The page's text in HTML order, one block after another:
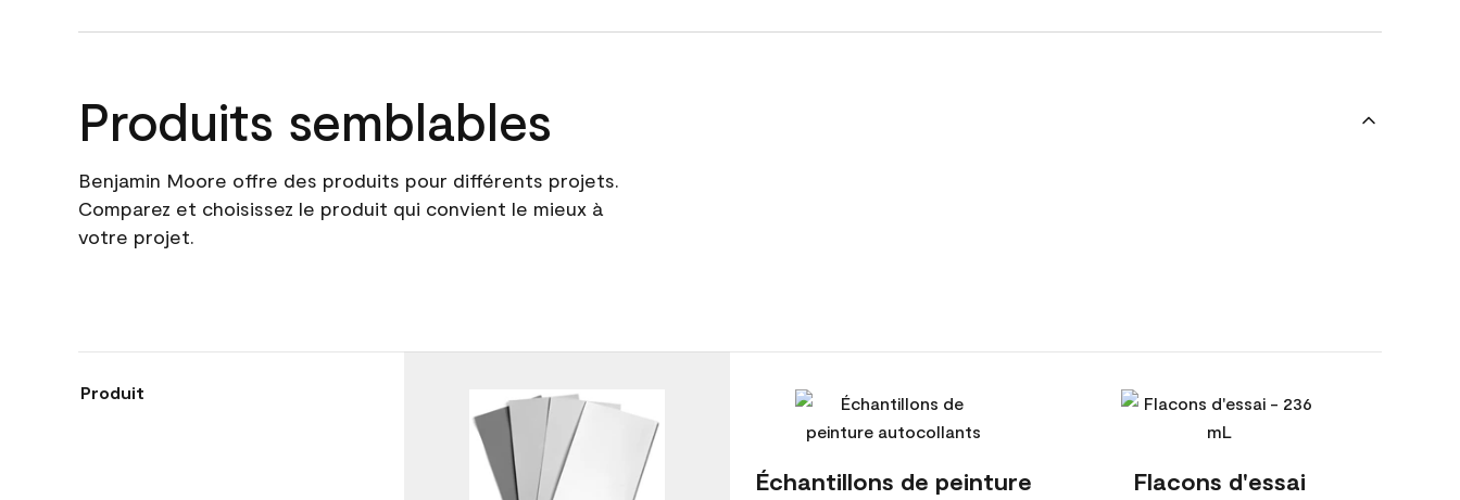
Produits semblables
Benjamin Moore offre des produits pour différents projets.
Comparez et choisissez le produit qui convient le mieux à
votre projet.
Produit
Échantillons de peinture
Flacons d'essai